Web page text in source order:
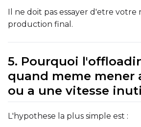
Il ne doit pas essayer d'etre votre
production final.
5. Pourquoi
quand meme mener
ou a une vitesse
L'hypothese la plus simple est :